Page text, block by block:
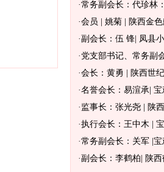
·常务副会长：代珍林
·会员 | 姚菊 | 陕西金
· 副会长：伍 锋| 凤县
· 党支部书记、常务副
·会长：黄勇 | 陕西世
·名誉会长：易渲承|
· 监事长：张光尧 | 陕
·执行会长：王中木 |
·常务副会长：关军 |
· 副会长：李鹤柏| 陕